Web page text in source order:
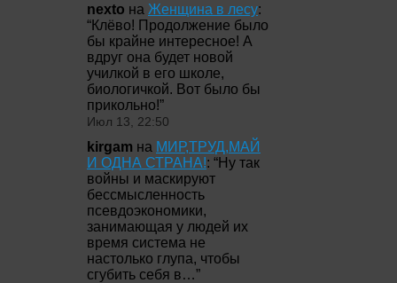
nexto на Женщина в лесу:
“Клёво! Продолжение было
бы крайне интересное! А
вдруг она будет новой
училкой в его школе,
биологичкой. Вот было бы
прикольно!”
Июл 13, 22:50
kirgam на МИР,ТРУД,МАЙ
И ОДНА СТРАНА!: “Ну так
войны и маскируют
бессмысленность
псевдоэкономики,
занимающая у людей их
время система не
настолько глупа, чтобы
сгубить себя в…”